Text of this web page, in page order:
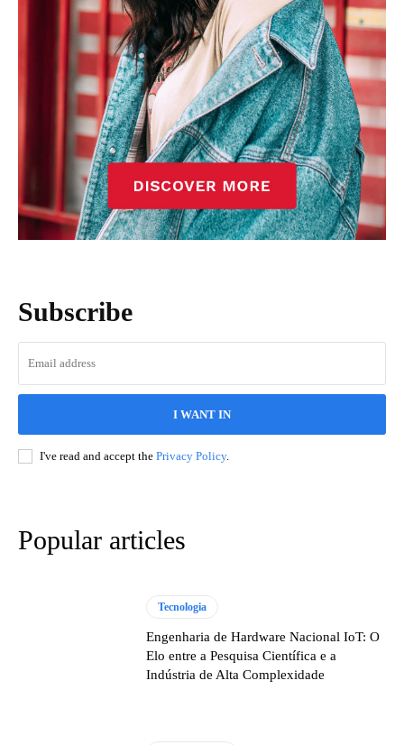
Subscribe
I WANT IN
I've read and accept the Privacy Policy.
Popular articles
Tecnologia
Engenharia de Hardware Nacional IoT: O
Elo entre a Pesquisa Científica e a
Indústria de Alta Complexidade